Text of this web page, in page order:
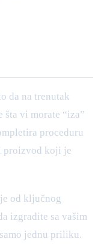
da na trenutak
šta vi morate “iza”
proceduru
proizvod koji je
od ključnog
izgradite sa vašim
jednu priliku.